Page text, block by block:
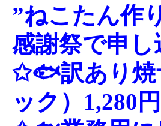
”ねこたん作
感謝祭で申
✩🐟訳あり焼
ック）1,280